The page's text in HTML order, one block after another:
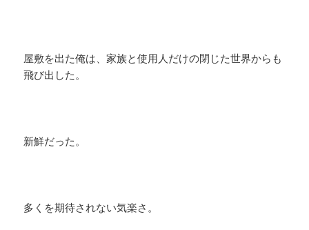
屋敷を出た俺は、家族と使用人だけの閉じた世界からも
飛び出した。
新鮮だった。
多くを期待されない気楽さ。